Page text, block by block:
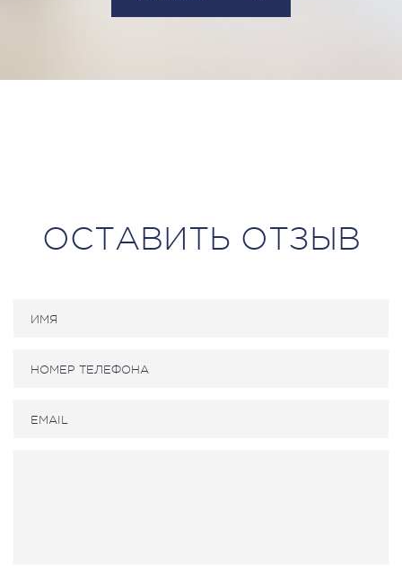
ОСТАВИТЬ ОТЗЫВ